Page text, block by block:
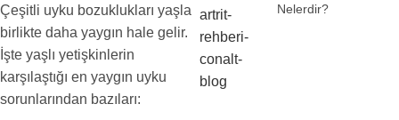
Çeşitli uyku bozuklukları yaşla
birlikte daha yaygın hale gelir.
İşte yaşlı yetişkinlerin
karşılaştığı en yaygın uyku
sorunlarından bazıları:
Nelerdir?